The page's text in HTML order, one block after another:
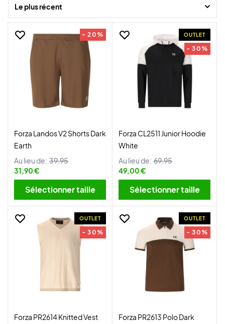
Nous avons toujours les derniers modèles en stock, ainsi que les
toutes dernières offres, et vous pouvez tout recevoir rapidement.
Le plus récent
- 20%
Forza Landos V2 Shorts Dark
Earth
Au lieu de: 39,95
31,90 €
Sélectionner taille
OUTLET
- 30%
Forza CL2511 Junior Hoodie
White
Au lieu de: 69,95
49,00 €
Sélectionner taille
OUTLET
- 30%
Forza PR2614 Knitted Vest
OUTLET
- 30%
Forza PR2613 Polo Dark